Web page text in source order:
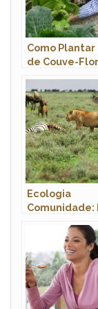
Como Plantar
de Couve-
Ecologia
Comunidade:
Comunidade
Existentes